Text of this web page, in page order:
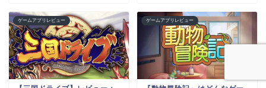
ゲームアプリレビュー ゲームアプリレビュー